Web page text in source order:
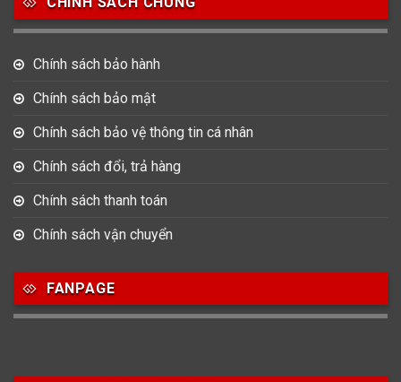
Thổ Nhĩ Kỳ Thụy Sỹ
Ý
Hình dạng
Bát Giác Mặt tròn
15
Oval
Chất liệu dây
73 422 14
Chính sách bảo hành
Chính sách bảo mật
Chính sách bảo vệ thông tin cá nhân
Chính sách đổi, trả hàng
Chính sách thanh toán
Chính sách vận chuyển
FANPAGE